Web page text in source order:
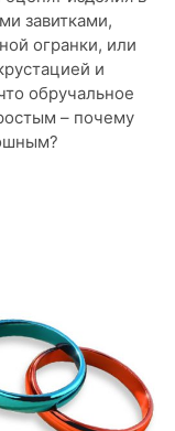
завитками,
огранки, или
и
обручальное
– почему